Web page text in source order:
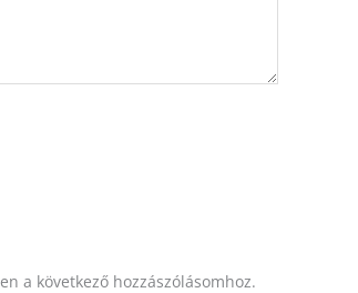
a következő hozzászólásomhoz.